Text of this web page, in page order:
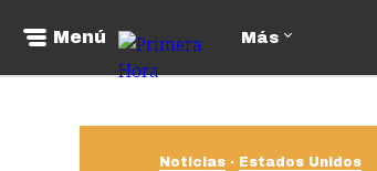
Menú Más
Noticias Estados Unidos